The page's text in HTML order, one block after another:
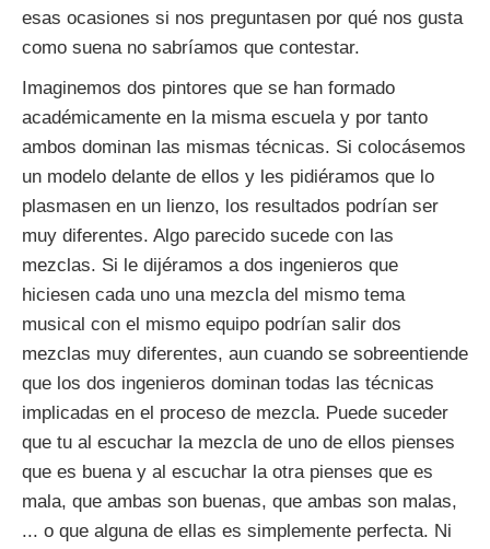
esas ocasiones si nos preguntasen por qué nos gusta
como suena no sabríamos que contestar.
Imaginemos dos pintores que se han formado
académicamente en la misma escuela y por tanto
ambos dominan las mismas técnicas. Si colocásemos
un modelo delante de ellos y les pidiéramos que lo
plasmasen en un lienzo, los resultados podrían ser
muy diferentes. Algo parecido sucede con las
mezclas. Si le dijéramos a dos ingenieros que
hiciesen cada uno una mezcla del mismo tema
musical con el mismo equipo podrían salir dos
mezclas muy diferentes, aun cuando se sobreentiende
que los dos ingenieros dominan todas las técnicas
implicadas en el proceso de mezcla. Puede suceder
que tu al escuchar la mezcla de uno de ellos pienses
que es buena y al escuchar la otra pienses que es
mala, que ambas son buenas, que ambas son malas,
... o que alguna de ellas es simplemente perfecta. Ni